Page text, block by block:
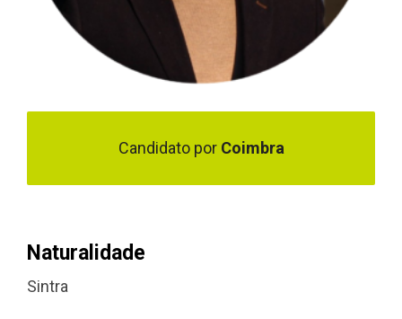
Candidato por Coimbra
Naturalidade
Sintra